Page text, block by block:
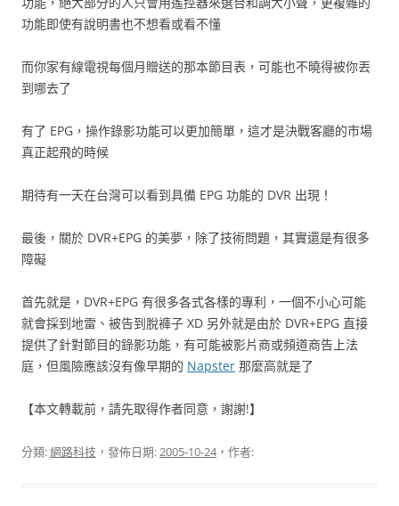
功能即使有說明書也不想看或看不懂
而你家有線電視每個月贈送的那本節目表，可能也不曉得被你丟
到哪去了
有了 EPG，操作錄影功能可以更加簡單，這才是決戰客廳的市場
真正起飛的時候
期待有一天在台灣可以看到具備 EPG 功能的 DVR 出現！
最後，關於 DVR+EPG 的美夢，除了技術問題，其實還是有很多
障礙
首先就是，DVR+EPG 有很多各式各樣的專利，一個不小心可能
就會採到地雷、被告到脫褲子 XD 另外就是由於 DVR+EPG 直接
提供了針對節目的錄影功能，有可能被影片商或頻道商告上法
庭，但風險應該沒有像早期的 Napster 那麼高就是了
【本文轉載前，請先取得作者同意，謝謝!】
分類:網路科技 ，發佈日期:2005-10-24，作者: